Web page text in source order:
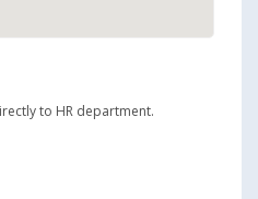
to HR department.